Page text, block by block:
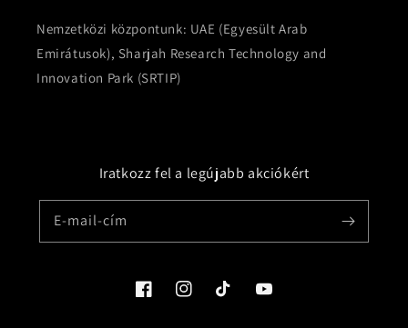
Nemzetközi központunk: UAE (Egyesült Arab
Emirátusok), Sharjah Research Technology and
Innovation Park (SRTIP)
Iratkozz fel a legújabb akciókért
E-mail-cím
FacebookInstagramTikTok YouTube